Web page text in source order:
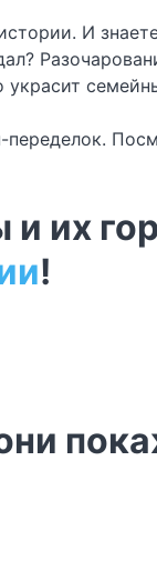
И
переделок.
их
!